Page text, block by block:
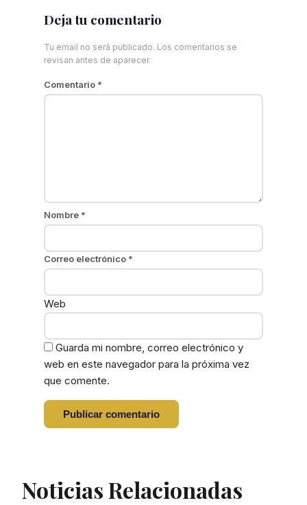
Deja tu comentario
Tu email no será publicado. Los comentarios se
revisan antes de aparecer.
Comentario *
Nombre *
Correo electrónico *
Web
Guarda mi nombre, correo electrónico y
web en este navegador para la próxima vez
que comente.
Noticias Relacionadas